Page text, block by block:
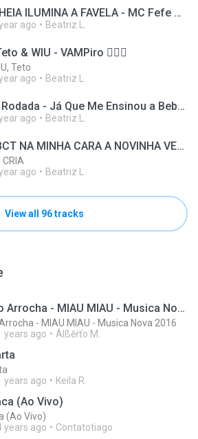
A LUA CHEIA ILUMINA A FAVELA - MC Fefe Original (DJ Nog, DJ Lobão ZL e DJ GH7)
ago Beatriz L.
& WIU - VAMPiro 🧛🏽‍♀️
Teto
ago Beatriz L.
Raí Saia Rodada - Já Que Me Ensinou a Beber [Vídeo
ago Beatriz L.
COM A BCT NA MINHA CARA A NOVINHA VEM DE 4 - RITMADA NOSTÁLGICA - MC GW e MC VUK VUK (DJ MAVICC)
CRIA
ago Beatriz L.
View all 96 tracks
Pablo Do Arrocha - MIAU MIAU - Musica Nova 2016
- MIAU MIAU - Musica Nova 2016
years ago Álßĕŕťo M.
years ago Keila R.
(Ao Vivo)
(Ao Vivo)
years ago Contatotiago